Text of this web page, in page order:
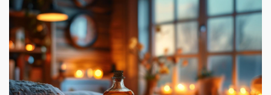
informiert zu sein, also lasst uns loslegen!